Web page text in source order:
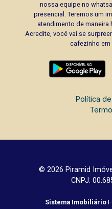
nossa equipe no
presencial. Teremos um
atendimento de maneira
Acredite, você vai se
cafezinho em
Política
© 2026 Piramid
CNPJ:
Sistema Imobiliário